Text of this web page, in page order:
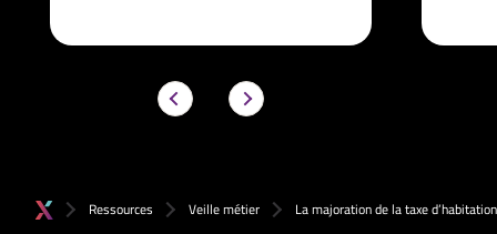
Ressources Veille métier La majoration de la taxe